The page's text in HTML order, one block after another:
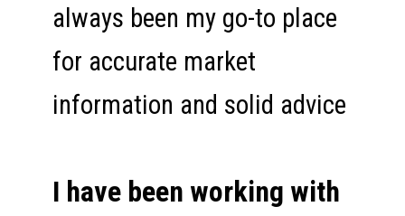
always been my go-to place
for accurate market
information and solid advice
I have been working with